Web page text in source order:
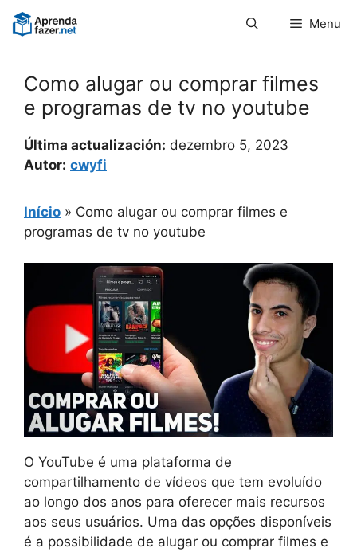
Pular
para
Menu
Como alugar ou comprar filmes
e programas de tv no youtube
Última actualización: dezembro 5, 2023
Autor: cwyfi
Início » Como alugar ou comprar filmes e
programas de tv no youtube
O YouTube é uma plataforma de
compartilhamento de vídeos que tem evoluído
ao longo dos anos para oferecer mais recursos
aos seus usuários. Uma das opções disponíveis
é a possibilidade de alugar ou comprar filmes e